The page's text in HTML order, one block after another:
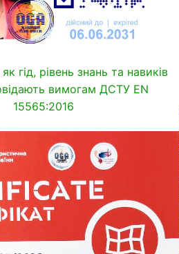
гід, рівень знань та навиків
вимогам ДСТУ EN
15565:2016